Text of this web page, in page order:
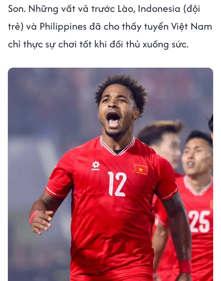
Son. Những vất vả trước Lào, Indonesia (đội
trẻ) và Philippines đã cho thấy tuyển Việt Nam
chỉ thực sự chơi tốt khi đối thủ xuống sức.